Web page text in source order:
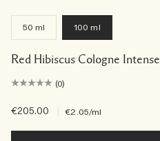
50 ml 100 ml
Red Hibiscus Cologne Intense
(0)
€205.00 €2.05/ml